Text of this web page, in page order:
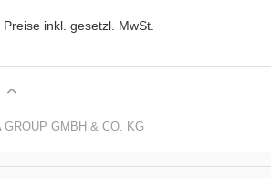
Preise inkl. gesetzl. MwSt.
GMBH & CO. KG